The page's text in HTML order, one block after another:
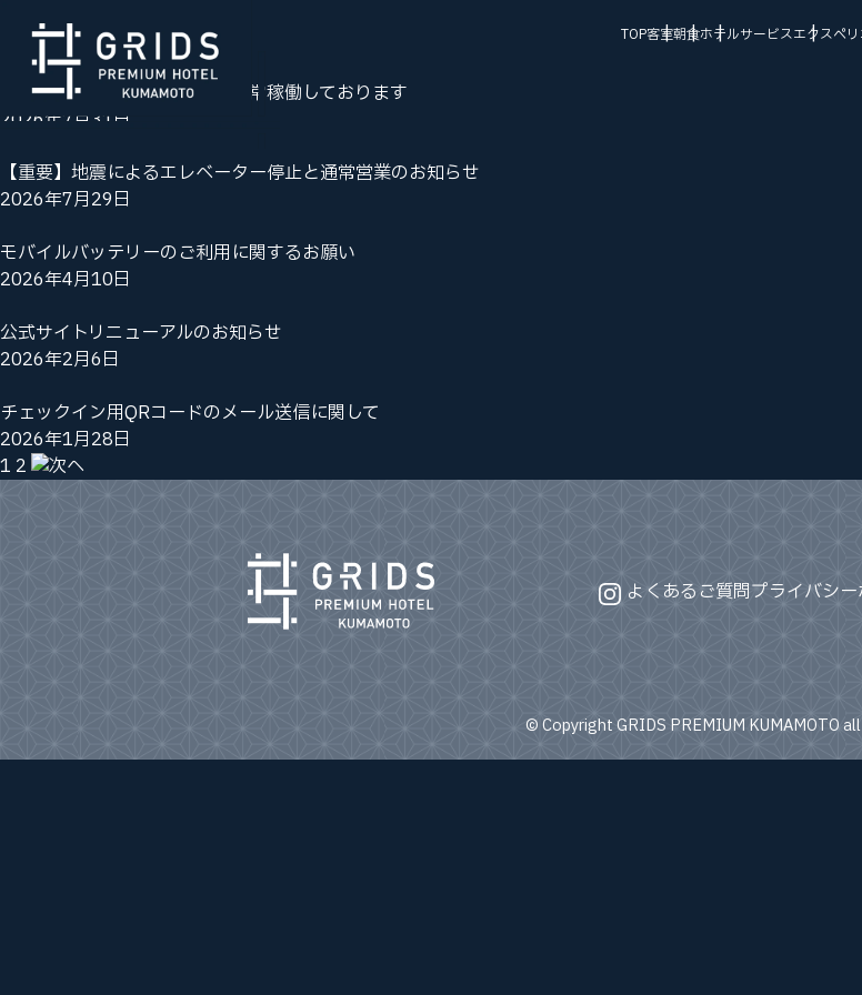
TOP客室朝食ホテルサービスエクスペ
お知らせ一覧
【復旧】エレベーターは現在通常稼働しております
2026年7月31日
【重要】地震によるエレベーター停止と通常営業のお知らせ
2026年7月29日
モバイルバッテリーのご利用に関するお願い
2026年4月10日
公式サイトリニューアルのお知らせ
2026年2月6日
チェックイン用QRコードのメール送信に関して
2026年1月28日
1 2
よくあるご質問プライバシ
© Copyright GRIDS PREMIUM KUMAMOTO